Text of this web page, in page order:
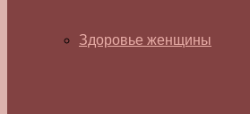
Здоровье женщины